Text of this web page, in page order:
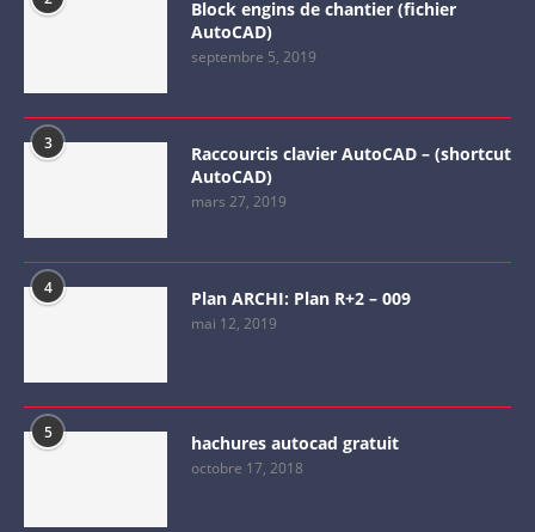
Block engins de chantier (fichier
AutoCAD)
septembre 5, 2019
3
Raccourcis clavier AutoCAD – (shortcut
AutoCAD)
mars 27, 2019
4 Plan ARCHI: Plan R+2 – 009
mai 12, 2019
5 hachures autocad gratuit
octobre 17, 2018